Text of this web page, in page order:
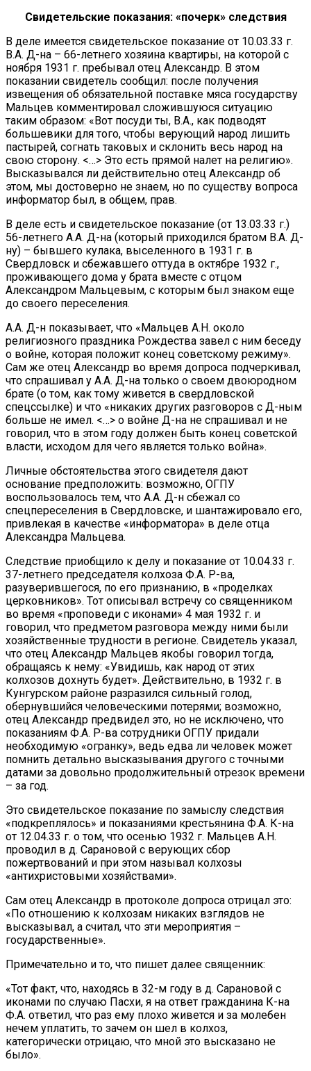
Свидетельские показания: «почерк» следствия
В деле имеется свидетельское показание от 10.03.33 г.
В.А. Д-на – 66-летнего хозяина квартиры, на которой с
ноября 1931 г. пребывал отец Александр. В этом
показании свидетель сообщил: после получения
извещения об обязательной поставке мяса государству
Мальцев комментировал сложившуюся ситуацию
таким образом: «Вот посуди ты, В.А., как подводят
большевики для того, чтобы верующий народ лишить
пастырей, согнать таковых и склонить весь народ на
свою сторону. <…> Это есть прямой налет на религию».
Высказывался ли действительно отец Александр об
этом, мы достоверно не знаем, но по существу вопроса
информатор был, в общем, прав.
В деле есть и свидетельское показание (от 13.03.33 г.)
56-летнего А.А. Д-на (который приходился братом В.А. Д-
ну) – бывшего кулака, выселенного в 1931 г. в
Свердловск и сбежавшего оттуда в октябре 1932 г.,
проживающего дома у брата вместе с отцом
Александром Мальцевым, с которым был знаком еще
до своего переселения.
А.А. Д-н показывает, что «Мальцев А.Н. около
религиозного праздника Рождества завел с ним беседу
о войне, которая положит конец советскому режиму».
Сам же отец Александр во время допроса подчеркивал,
что спрашивал у А.А. Д-на только о своем двоюродном
брате (о том, как тому живется в свердловской
спецссылке) и что «никаких других разговоров с Д-ным
больше не имел. <…> о войне Д-на не спрашивал и не
говорил, что в этом году должен быть конец советской
власти, исходом для чего является только война».
Личные обстоятельства этого свидетеля дают
основание предположить: возможно, ОГПУ
воспользовалось тем, что А.А. Д-н сбежал со
спецпереселения в Свердловске, и шантажировало его,
привлекая в качестве «информатора» в деле отца
Александра Мальцева.
Следствие приобщило к делу и показание от 10.04.33 г.
37-летнего председателя колхоза Ф.А. Р-ва,
разуверившегося, по его признанию, в «проделках
церковников». Тот описывал встречу со священником
во время «проповеди с иконами» 4 мая 1932 г. и
говорил, что предметом разговора между ними были
хозяйственные трудности в регионе. Свидетель указал,
что отец Александр Мальцев якобы говорил тогда,
обращаясь к нему: «Увидишь, как народ от этих
колхозов дохнуть будет». Действительно, в 1932 г. в
Кунгурском районе разразился сильный голод,
обернувшийся человеческими потерями; возможно,
отец Александр предвидел это, но не исключено, что
показаниям Ф.А. Р-ва сотрудники ОГПУ придали
необходимую «огранку», ведь едва ли человек может
помнить детально высказывания другого с точными
датами за довольно продолжительный отрезок времени
– за год.
Это свидетельское показание по замыслу следствия
«подкреплялось» и показаниями крестьянина Ф.А. К-на
от 12.04.33 г. о том, что осенью 1932 г. Мальцев А.Н.
проводил в д. Сарановой с верующих сбор
пожертвований и при этом называл колхозы
«антихристовыми хозяйствами».
Сам отец Александр в протоколе допроса отрицал это:
«По отношению к колхозам никаких взглядов не
высказывал, а считал, что эти мероприятия –
государственные».
Примечательно и то, что пишет далее священник:
«Тот факт, что, находясь в 32-м году в д. Сарановой с
иконами по случаю Пасхи, я на ответ гражданина К-на
Ф.А. ответил, что раз ему плохо живется и за молебен
нечем уплатить, то зачем он шел в колхоз,
категорически отрицаю, что мной это высказано не
было».